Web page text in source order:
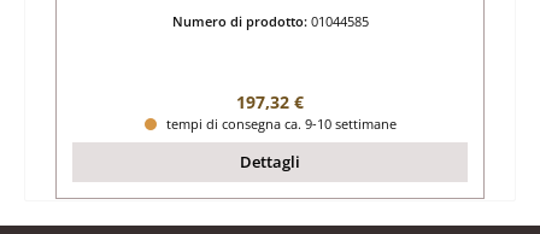
Numero di prodotto: 01044585
Prezzo normale:
197,32 €
tempi di consegna ca. 9-10 settimane
Dettagli